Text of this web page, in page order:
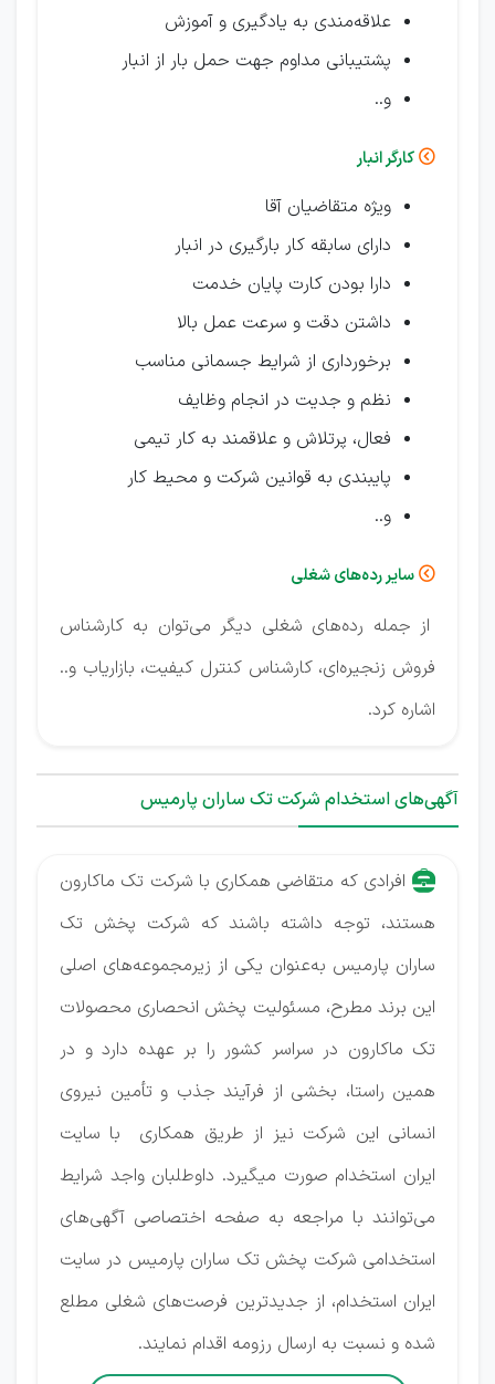
علاقه‌مندی به یادگیری و آموزش
پشتیبانی مداوم جهت حمل بار از انبار
و..
 کارگر انبار
ویژه متقاضیان آقا
دارای سابقه کار بارگیری در انبار
دارا بودن کارت پایان خدمت
داشتن دقت و سرعت عمل بالا
برخورداری از شرایط جسمانی مناسب
نظم و جدیت در انجام وظایف
فعال، پرتلاش و علاقمند به کار تیمی
پایبندی به قوانین شرکت و محیط کار
و..
 سایر رده‌های شغلی
از جمله رده‌های شغلی دیگر می‌توان به کارشناس
فروش زنجیره‌ای، کارشناس کنترل کیفیت، بازاریاب و..
اشاره کرد.
آگهی‌های استخدام شرکت تک ساران پارمیس
افرادی که متقاضی همکاری با شرکت تک ماکارون
هستند، توجه داشته باشند که شرکت پخش تک
ساران پارمیس به‌عنوان یکی از زیرمجموعه‌های اصلی
این برند مطرح، مسئولیت پخش انحصاری محصولات
تک ماکارون در سراسر کشور را بر عهده دارد و در
همین راستا، بخشی از فرآیند جذب و تأمین نیروی
انسانی این شرکت نیز از طریق همکاری با سایت
ایران استخدام صورت میگیرد. داوطلبان واجد شرایط
می‌توانند با مراجعه به صفحه اختصاصی آگهی‌های
استخدامی شرکت پخش تک ساران پارمیس در سایت
ایران استخدام، از جدیدترین فرصت‌های شغلی مطلع
شده و نسبت به ارسال رزومه اقدام نمایند.